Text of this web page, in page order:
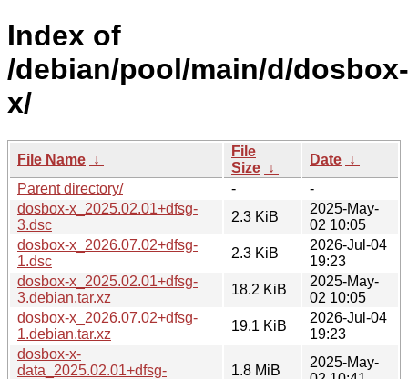
Index of
/debian/pool/main/d/dosbox-
x/
File Name ↓
File
Size ↓
Date ↓
Parent directory/
-
-
dosbox-x_2025.02.01+dfsg-
3.dsc
2.3 KiB
2025-May-
02 10:05
dosbox-x_2026.07.02+dfsg-
1.dsc
2.3 KiB
2026-Jul-04
19:23
dosbox-x_2025.02.01+dfsg-
3.debian.tar.xz
18.2 KiB
2025-May-
02 10:05
dosbox-x_2026.07.02+dfsg-
1.debian.tar.xz
19.1 KiB
2026-Jul-04
19:23
dosbox-x-
data_2025.02.01+dfsg-
1.8 MiB
2025-May-